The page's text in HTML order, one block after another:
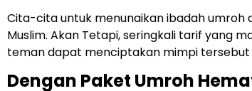
Cita-cita untuk menunaikan ibadah umroh
Muslim. Akan Tetapi, seringkali tarif yang
teman dapat menciptakan mimpi
Dengan Paket Umroh